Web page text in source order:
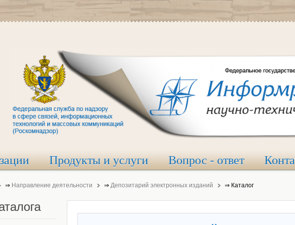
Продукты и услуги Вопрос - ответ
⇒ Направление деятельности ⇒ Депозитарий электронных изданий ⇒ Каталог